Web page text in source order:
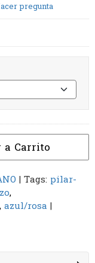
pregunta
a Carrito
| Tags: pilar-
azul/rosa |